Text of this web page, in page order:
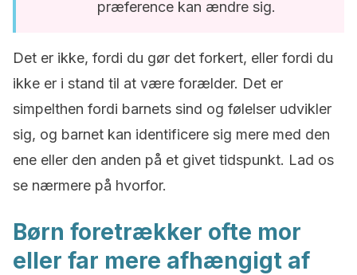
præference kan ændre sig.
Det er ikke, fordi du gør det forkert, eller fordi du
ikke er i stand til at være forælder. Det er
simpelthen fordi barnets sind og følelser udvikler
sig, og barnet kan identificere sig mere med den
ene eller den anden på et givet tidspunkt. Lad os
se nærmere på hvorfor.
Børn foretrækker ofte mor
eller far mere afhængigt af